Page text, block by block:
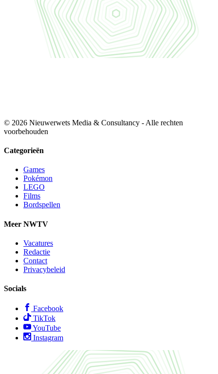
© 2026 Nieuwerwets Media & Consultancy - Alle rechten
voorbehouden
Categorieën
Games
Pokémon
LEGO
Films
Bordspellen
Meer NWTV
Vacatures
Redactie
Contact
Privacybeleid
Socials
Facebook
TikTok
YouTube
Instagram